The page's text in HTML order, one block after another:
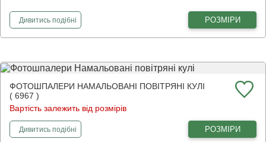
Дивитисьфотошпалери
подібні РОЗМІРИ
ФОТОШПАЛЕРИ НАМАЛЬОВАНІ ПОВІТРЯНІ КУЛІ
( 6967 )
Вартість залежить від розмірів
Дивитисьфотошпалери
подібні РОЗМІРИ